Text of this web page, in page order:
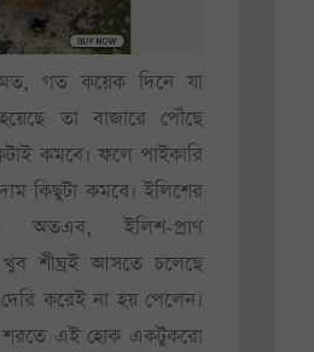
গত কয়েক দিনে যা
তা বাজারে পৌঁছে
কমবে। ফলে পাইকারি
কিছুটা কমবে। ইলিশের
অতএব, ইলিশ-প্রাণ
খুব শীঘ্রই আসতে চলেছে
করেই না হয় পেলেন।
শরতে এই হোক একটুকরো